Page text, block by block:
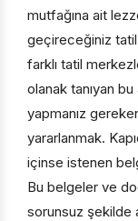
mutfağına ait
geçireceğiniz
farklı tatil
olanak tanıyan
yapmanız
yararlanmak.
içinse istenen
Bu belgeler ve
sorunsuz şekilde